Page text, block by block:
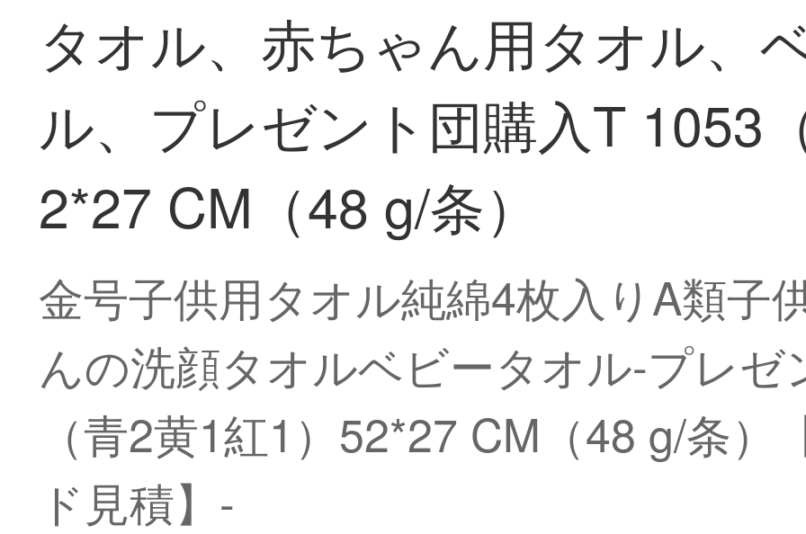
タオル、赤ちゃん用タオル、
ル、プレゼント団購入T 1053
2*27 CM（48 g/条）
金号子供用タオル純綿4枚入りA類子
んの洗顔タオルベビータオル-プレゼ
（青2黄1紅1）52*27 CM（48 g/条）
ド見積】-